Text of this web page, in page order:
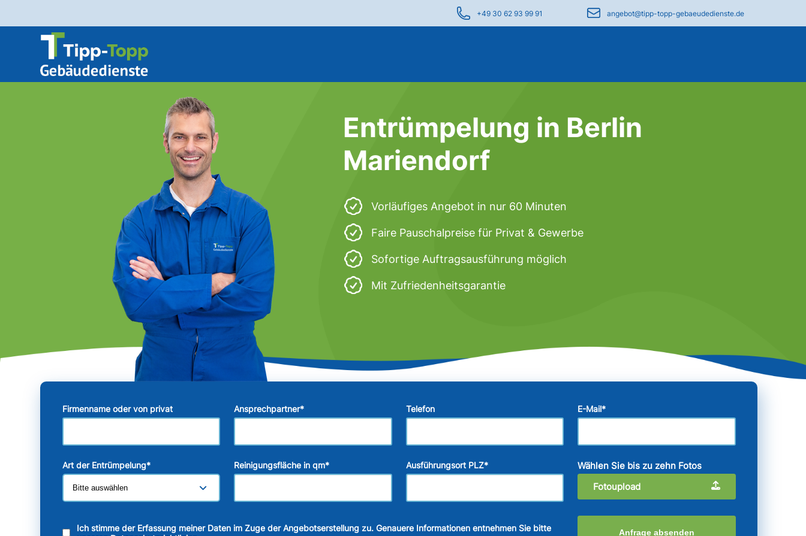
+49 30 62 93 99 91 angebot@tipp-topp-gebaeudedienste.de
Entrümpelung in Berlin
Mariendorf
Vorläufiges Angebot in nur 60 Minuten
Faire Pauschalpreise für Privat & Gewerbe
Sofortige Auftragsausführung möglich
Mit Zufriedenheitsgarantie
Firmenname oder von privat Ansprechpartner* Telefon E-Mail*
Art der Entrümpelung* Reinigungsfläche in qm* Ausführungsort PLZ*
Wählen Sie bis zu zehn Fotos
Fotoupload
Ich stimme der Erfassung meiner Daten im Zuge der Angebotserstellung zu. Genauere Informationen entnehmen Sie bitte
Anfrage absenden